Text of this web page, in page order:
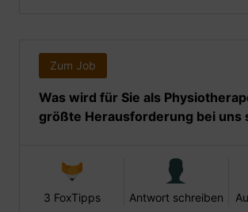
Zum Job
Was wird für Sie als
größte Herausforderung bei uns
3 FoxTipps Antwort schreiben